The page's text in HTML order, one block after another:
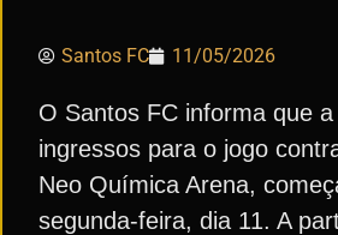
Santos FC 11/05/2026
O Santos FC informa que
ingressos para o jogo
Neo Química Arena,
segunda-feira, dia 11. A